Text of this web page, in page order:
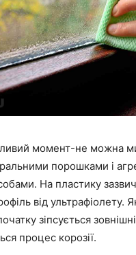
момент-не можна
порошками і
На пластику
від ультрафіолету.
зіпсується
процес корозії.